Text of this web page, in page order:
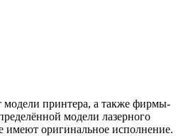
модели принтера, а также фирмы-
модели лазерного
имеют оригинальное исполнение.